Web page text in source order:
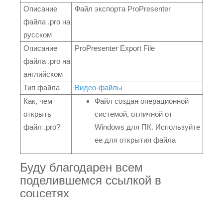
Описание
файла .pro на
русском
Файл экспорта ProPresenter
Описание
файла .pro на
английском
ProPresenter Export File
Тип файла
Видео-файлы
Как, чем
открыть
файл .pro?
Файл создан операционной
системой, отличной от
Windows для ПК. Используйте
ее для открытия файла
Буду благодарен всем
поделившемся ссылкой в
соцсетях